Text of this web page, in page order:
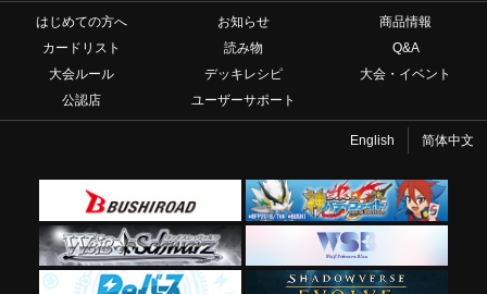
はじめての方へ お知らせ
商品情報
カードリスト
読み物
Q&A
大会ルール
デッキレシピ
大会・イベント
公認店
ユーザーサポート
English 简体中文